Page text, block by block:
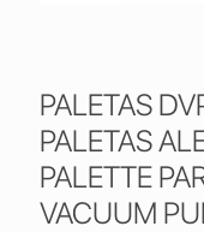
PALETAS
PALETAS
PALETTE
VACUUM